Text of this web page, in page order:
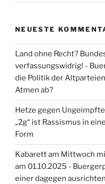
NEUESTE
Land ohne Recht?
verfassungswidrig! -
die Politik der
Atmen ab?
Hetze gegen
„2g“ ist Rassismus in
Form
Kabarett am Mittwoch
am 01.10.2025 -
einer dagegen